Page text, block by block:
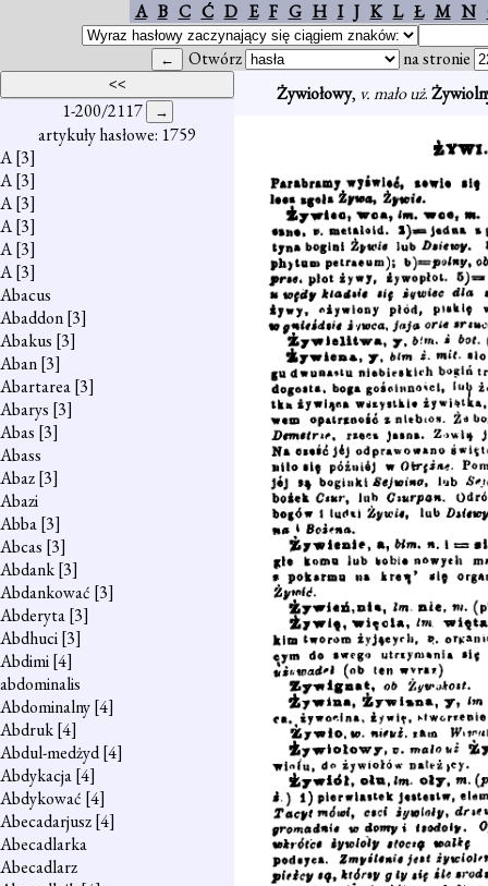
A B C Ć D E F G H I J K L Ł M N
Otwórz na stronie
1-200/2117
artykuły hasłowe: 1759
A[3]
A[3]
A[3]
A[3]
A[3]
A[3]
Abacus
Abaddon[3]
Abakus [3]
Aban[3]
Abartarea[3]
Abarys [3]
Abas [3]
Abass
Abaz[3]
Abazi
Abba[3]
Abcas [3]
Abdank[3]
Abdankować [3]
Abderyta[3]
Abdhuci[3]
Abdimi[4]
abdominalis
Abdominalny[4]
Abdruk[4]
Abdul-medżyd[4]
Abdykacja[4]
Abdykować [4]
Abecadarjusz[4]
Abecadlarka
Abecadlarz
Żywiołowy, v. mało uż.